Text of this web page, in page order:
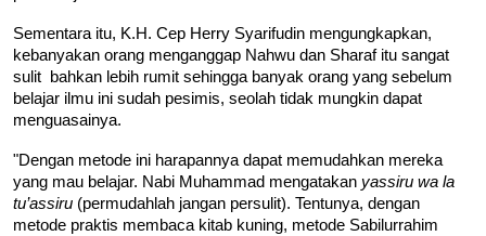
Sementara itu, K.H. Cep Herry Syarifudin mengungkapkan,
kebanyakan orang menganggap Nahwu dan Sharaf itu sangat
sulit  bahkan lebih rumit sehingga banyak orang yang sebelum
belajar ilmu ini sudah pesimis, seolah tidak mungkin dapat
menguasainya.
"Dengan metode ini harapannya dapat memudahkan mereka
yang mau belajar. Nabi Muhammad mengatakan yassiru wa la
tu’assiru (permudahlah jangan persulit). Tentunya, dengan
metode praktis membaca kitab kuning, metode Sabilurrahim